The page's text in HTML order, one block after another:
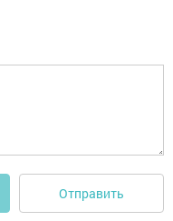
Отправить